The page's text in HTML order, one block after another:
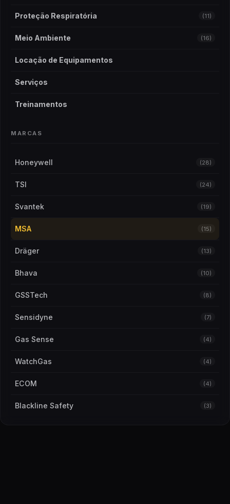
Proteção Respiratória (11)
Meio Ambiente (16)
Locação de Equipamentos
Serviços
Treinamentos
MARCAS
Honeywell (28)
TSI (24)
Svantek (19)
MSA (15)
Dräger (13)
Bhava (10)
GSSTech (8)
Sensidyne (7)
Gas Sense (4)
WatchGas (4)
ECOM (4)
Blackline Safety (3)